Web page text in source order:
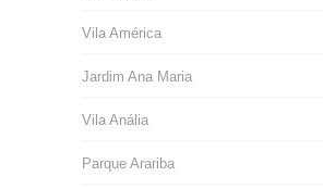
Vila América
Jardim Ana Maria
Vila Anália
Parque Arariba